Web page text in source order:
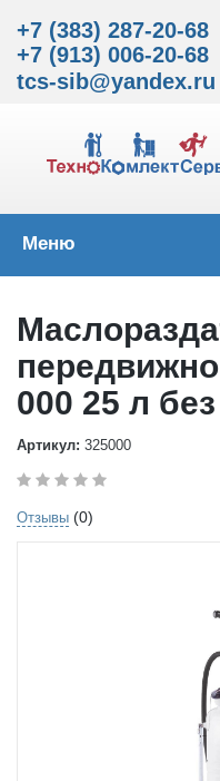
+7 (383) 287-20-68
+7 (913) 006-20-68
tcs-sib@yandex.ru
Меню
000 25 л
Артикул: 325000
Отзывы (0)